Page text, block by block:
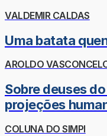
VALDEMIR CALDAS
Uma batata
AROLDO
Sobre deuses
projeções
COLUNA DO SIMPI